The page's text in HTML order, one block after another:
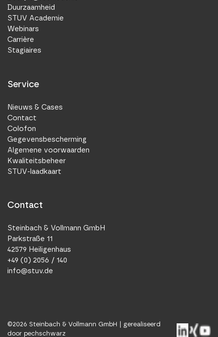
Duurzaamheid
STUV Academie
Webinars
Carrière
Stagiaires
Service
Nieuws & Cases
Contact
Colofon
Gegevensbescherming
Algemene voorwaarden
Kwaliteitsbeheer
STUV-laadkaart
Contact
Steinbach & Vollmann GmbH
Parkstraße 11
42579 Heiligenhaus
+49 (0) 2056 / 140
info@stuv.de
©2026 Steinbach & Vollmann GmbH |
gerealiseerd
door pechschwarz